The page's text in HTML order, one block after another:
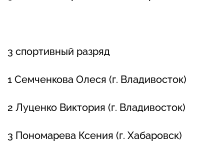
3 спортивный разряд
1 Семченкова Олеся (г. Владивосток)
2 Луценко Виктория (г. Владивосток)
3 Пономарева Ксения (г. Хабаровск)